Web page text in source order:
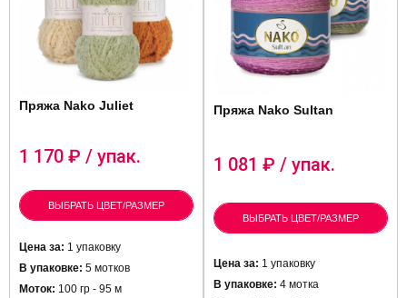
Пряжа Nako Juliet
1 170 ₽ / упак.
ВЫБРАТЬ ЦВЕТ/РАЗМЕР
Цена за: 1 упаковку
В упаковке: 5 мотков
Моток: 100 гр - 95 м
Пряжа Nako Sultan
1 081 ₽ / упак.
ВЫБРАТЬ ЦВЕТ/РАЗМЕР
Цена за: 1 упаковку
В упаковке: 4 мотка